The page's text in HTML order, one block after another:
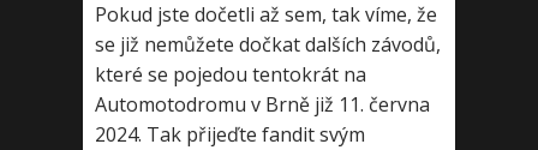
Pokud jste dočetli až sem, tak víme, že
se již nemůžete dočkat dalších závodů,
které se pojedou tentokrát na
Automotodromu v Brně již 11. června
2024. Tak přijeďte fandit svým